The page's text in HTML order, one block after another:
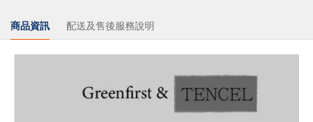
商品資訊 配送及售後服務說明